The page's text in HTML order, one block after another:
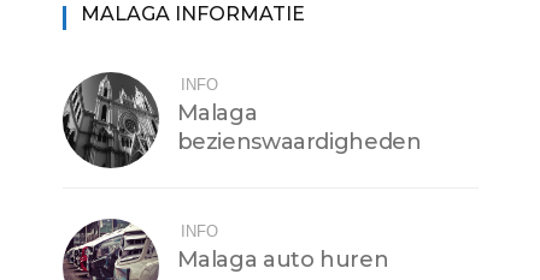
MALAGA INFORMATIE
INFO
Malaga
bezienswaardigheden
INFO
Malaga auto huren